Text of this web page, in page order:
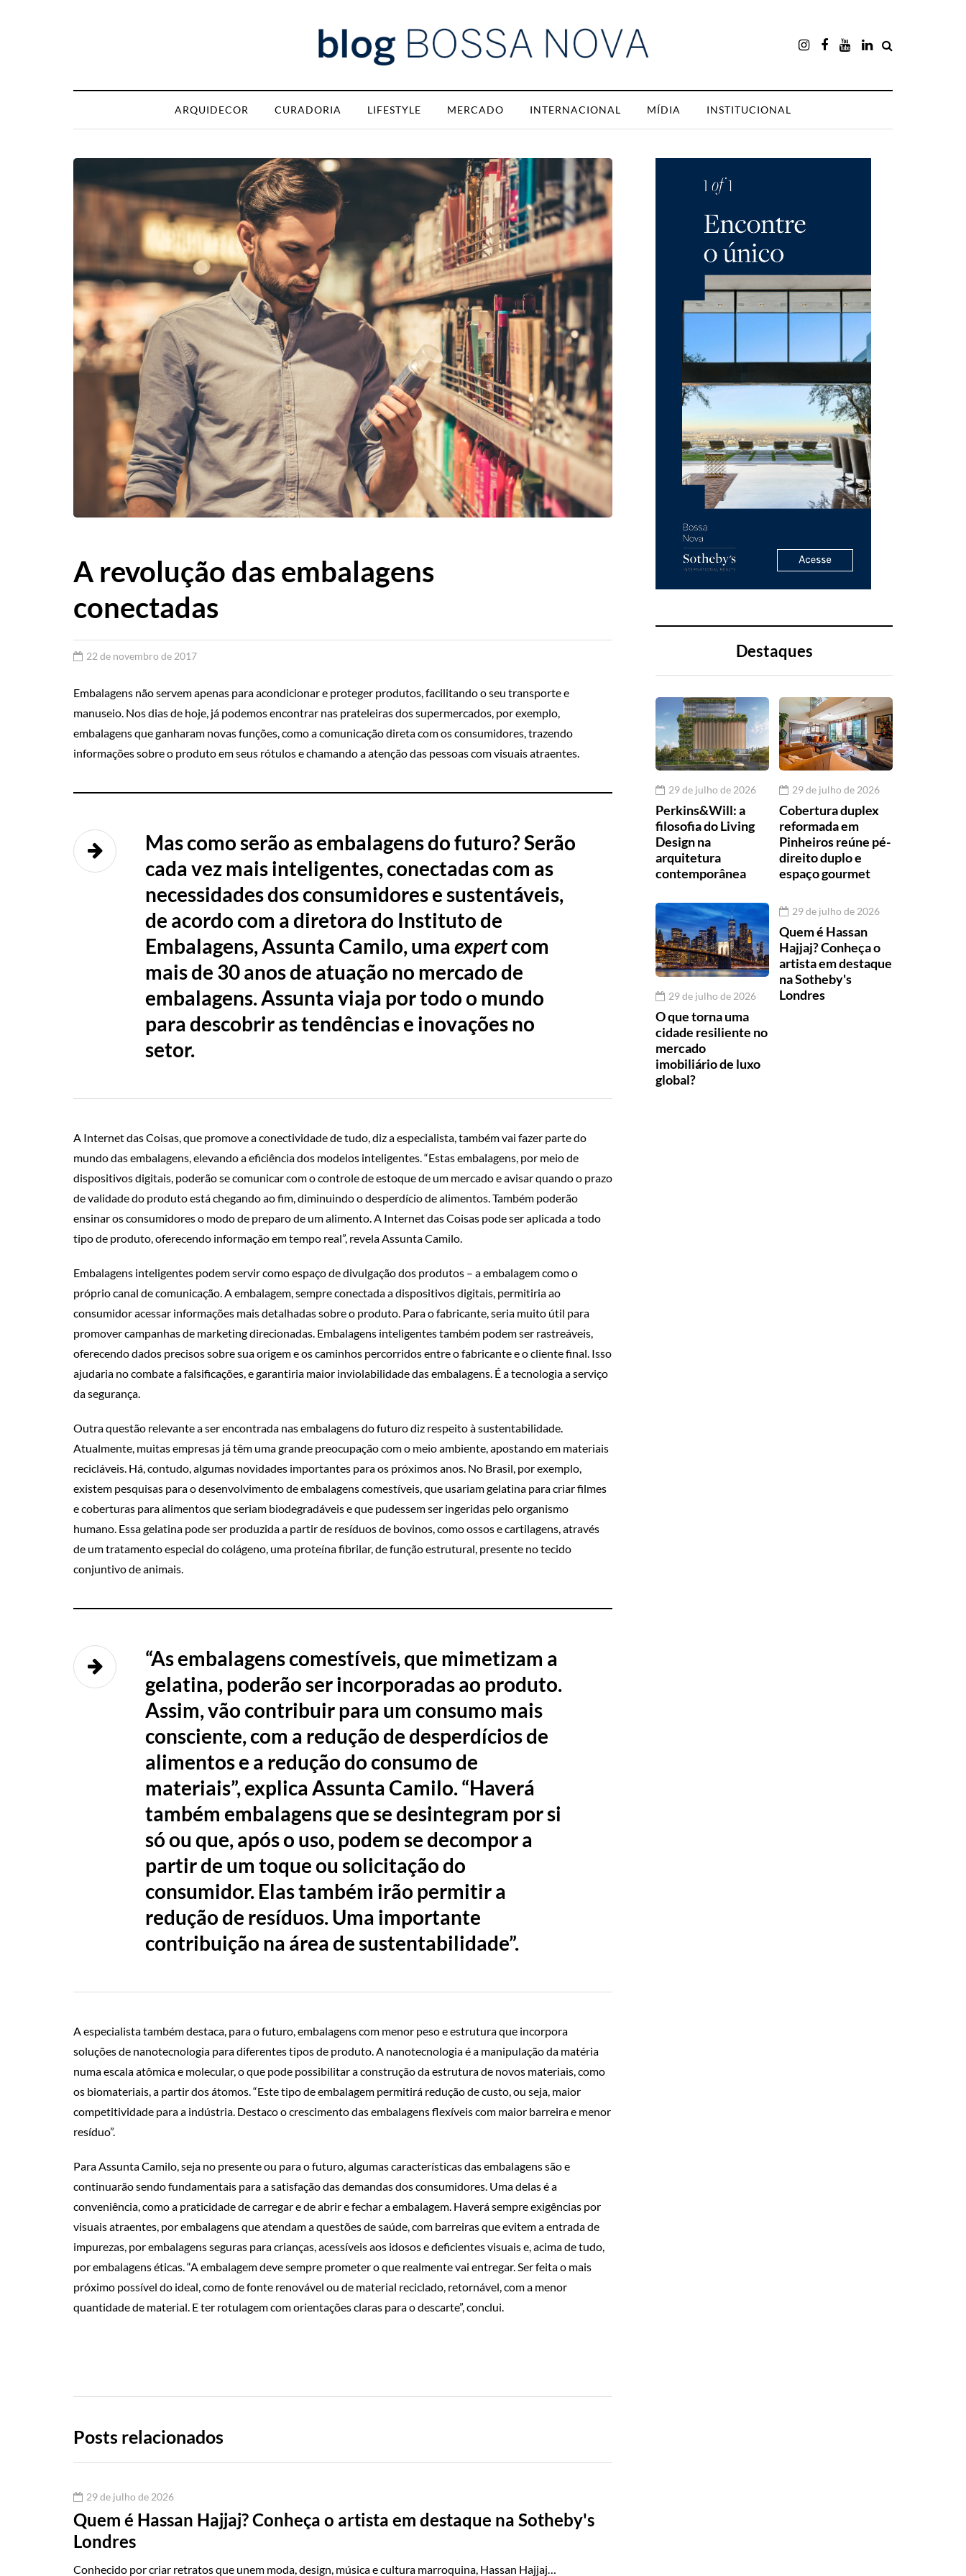
ARQUIDECOR CURADORIA LIFESTYLE MERCADO INTERNACIONAL MÍDIA INSTITUCIONAL
A revolução das embalagens
conectadas
22 de novembro de 2017
Embalagens não servem apenas para acondicionar e proteger produtos, facilitando o seu transporte e
manuseio. Nos dias de hoje, já podemos encontrar nas prateleiras dos supermercados, por exemplo,
embalagens que ganharam novas funções, como a comunicação direta com os consumidores, trazendo
informações sobre o produto em seus rótulos e chamando a atenção das pessoas com visuais atraentes.
Mas como serão as embalagens do futuro? Serão
cada vez mais inteligentes, conectadas com as
necessidades dos consumidores e sustentáveis,
de acordo com a diretora do Instituto de
Embalagens, Assunta Camilo, umaexpertcom
mais de 30 anos de atuação no mercado de
embalagens. Assunta viaja por todo o mundo
para descobrir as tendências e inovações no
setor.
A Internet das Coisas, que promove a conectividade de tudo, diz a especialista, também vai fazer parte do
mundo das embalagens, elevando a eficiência dos modelos inteligentes. “Estas embalagens, por meio de
dispositivos digitais, poderão se comunicar com o controle de estoque de um mercado e avisar quando o prazo
de validade do produto está chegando ao fim, diminuindo o desperdício de alimentos. Também poderão
ensinar os consumidores o modo de preparo de um alimento. A Internet das Coisas pode ser aplicada a todo
tipo de produto, oferecendo informação em tempo real”, revela Assunta Camilo.
Embalagens inteligentes podem servir como espaço de divulgação dos produtos – a embalagem como o
próprio canal de comunicação. A embalagem, sempre conectada a dispositivos digitais, permitiria ao
consumidor acessar informações mais detalhadas sobre o produto. Para o fabricante, seria muito útil para
promover campanhas de marketing direcionadas. Embalagens inteligentes também podem ser rastreáveis,
oferecendo dados precisos sobre sua origem e os caminhos percorridos entre o fabricante e o cliente final. Isso
ajudaria no combate a falsificações, e garantiria maior inviolabilidade das embalagens. É a tecnologia a serviço
da segurança.
Outra questão relevante a ser encontrada nas embalagens do futuro diz respeito à sustentabilidade.
Atualmente, muitas empresas já têm uma grande preocupação com o meio ambiente, apostando em materiais
recicláveis. Há, contudo, algumas novidades importantes para os próximos anos. No Brasil, por exemplo,
existem pesquisas para o desenvolvimento de embalagens comestíveis, que usariam gelatina para criar filmes
e coberturas para alimentos que seriam biodegradáveis e que pudessem ser ingeridas pelo organismo
humano. Essa gelatina pode ser produzida a partir de resíduos de bovinos, como ossos e cartilagens, através
de um tratamento especial do colágeno, uma proteína fibrilar, de função estrutural, presente no tecido
conjuntivo de animais.
“As embalagens comestíveis, que mimetizam a
gelatina, poderão ser incorporadas ao produto.
Assim, vão contribuir para um consumo mais
consciente, com a redução de desperdícios de
alimentos e a redução do consumo de
materiais”, explica Assunta Camilo. “Haverá
também embalagens que se desintegram por si
só ou que, após o uso, podem se decompor a
partir de um toque ou solicitação do
consumidor. Elas também irão permitir a
redução de resíduos. Uma importante
contribuição na área de sustentabilidade”.
A especialista também destaca, para o futuro, embalagens com menor peso e estrutura que incorpora
soluções de nanotecnologia para diferentes tipos de produto. A nanotecnologia é a manipulação da matéria
numa escala atômica e molecular, o que pode possibilitar a construção da estrutura de novos materiais, como
os biomateriais, a partir dos átomos. “Este tipo de embalagem permitirá redução de custo, ou seja, maior
competitividade para a indústria. Destaco o crescimento das embalagens flexíveis com maior barreira e menor
resíduo”.
Para Assunta Camilo, seja no presente ou para o futuro, algumas características das embalagens são e
continuarão sendo fundamentais para a satisfação das demandas dos consumidores. Uma delas é a
conveniência, como a praticidade de carregar e de abrir e fechar a embalagem. Haverá sempre exigências por
visuais atraentes, por embalagens que atendam a questões de saúde, com barreiras que evitem a entrada de
impurezas, por embalagens seguras para crianças, acessíveis aos idosos e deficientes visuais e, acima de tudo,
por embalagens éticas. “A embalagem deve sempre prometer o que realmente vai entregar. Ser feita o mais
próximo possível do ideal, como de fonte renovável ou de material reciclado, retornável, com a menor
quantidade de material. E ter rotulagem com orientações claras para o descarte”, conclui.
Destaques
29 de julho de 2026
Perkins&Will: a
filosofia do Living
Design na
arquitetura
contemporânea
29 de julho de 2026
Cobertura duplex
reformada em
Pinheiros reúne pé-
direito duplo e
espaço gourmet
29 de julho de 2026
O que torna uma
cidade resiliente no
mercado
imobiliário de luxo
global?
29 de julho de 2026
Quem é Hassan
Hajjaj? Conheça o
artista em destaque
na Sotheby's
Londres
Posts relacionados
29 de julho de 2026
Quem é Hassan Hajjaj? Conheça o artista em destaque na Sotheby's
Londres
Conhecido por criar retratos que unem moda, design, música e cultura marroquina, Hassan Hajjaj…